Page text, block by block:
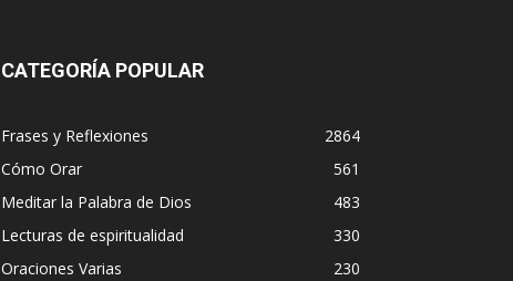
CATEGORÍA POPULAR
Frases y Reflexiones
2864
Cómo Orar
561
Meditar la Palabra de Dios
483
Lecturas de espiritualidad
330
Oraciones Varias
230